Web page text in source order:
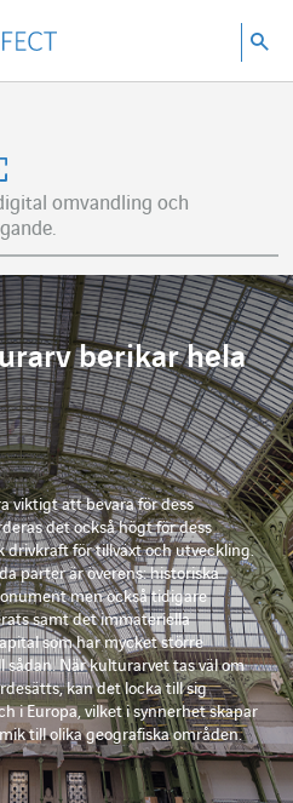
Sök
omvandling och
berikar hela
Twitter
påper mejl
viktigt att bevara för dess
det också högt för dess
drivkraft för tillväxt och utveckling.
parter är överens: historiska
men också tidigare
samt det immateriella
som har mycket större
När kulturarvet tas väl om
kan det locka till sig
i Europa, vilket i synnerhet skapar
till olika geografiska områden.